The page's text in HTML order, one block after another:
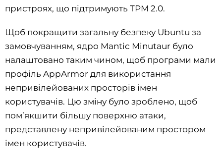
пристроях, що підтримують TPM 2.0.
Щоб покращити загальну безпеку Ubuntu за
замовчуванням, ядро ​​Mantic Minutaur було
налаштовано таким чином, щоб програми мали
профіль AppArmor для використання
непривілейованих просторів імен
користувачів. Цю зміну було зроблено, щоб
пом’якшити більшу поверхню атаки,
представлену непривілейованим простором
імен користувачів.